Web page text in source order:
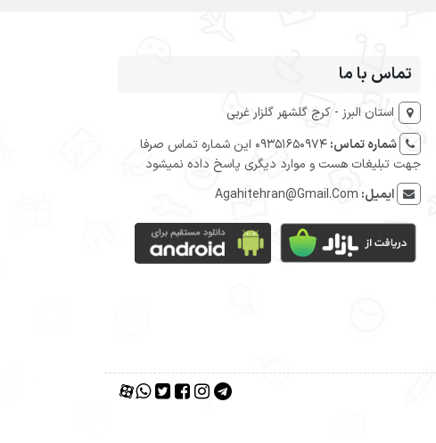
تماس با ما
استان البرز - کرج گلشهر گلزار غربی
شماره تماس:
09351650974 این شماره تماس صرفا
جهت تبلیغات هست و موارد دیگری پاسخ داده نمیشود
ایمیل: Agahitehran@Gmail.Com